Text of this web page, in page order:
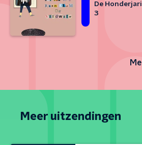
De
3
Meer uitzendingen